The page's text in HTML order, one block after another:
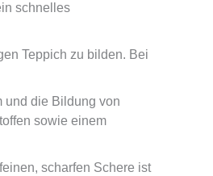
schnelles
Teppich zu bilden. Bei
und die Bildung von
sowie einem
scharfen Schere ist